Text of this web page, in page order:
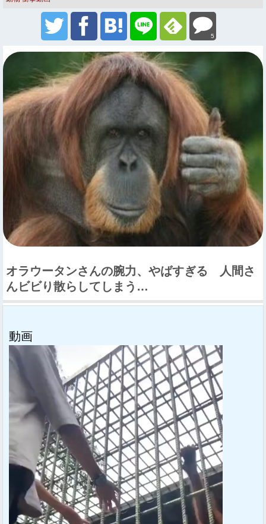
5
オラウータンさんの腕力、やばすぎる 人間さ
んビビり散らしてしまう…
動画